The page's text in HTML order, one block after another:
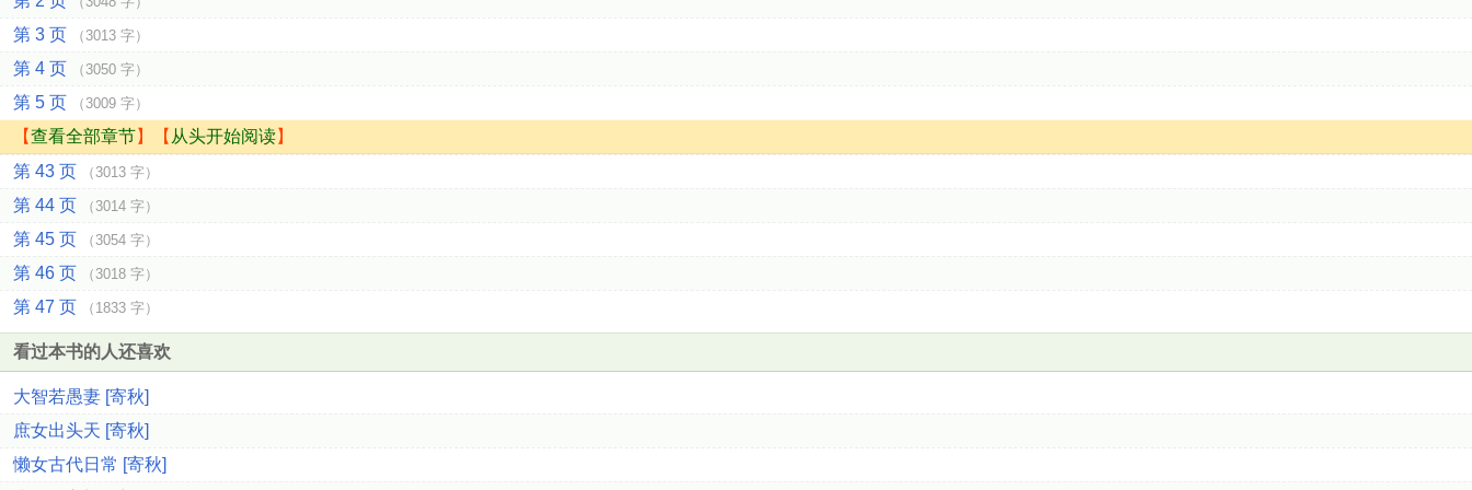
第 3 页 （3013 字）
第 4 页 （3050 字）
第 5 页 （3009 字）
【查看全部章节】【 从头开始阅读】
第 43 页
（3013 字）
第 44 页 （3014 字）
第 45 页 （3054 字）
第 46 页 （3018 字）
第 47 页 （1833 字）
看过本书的人还喜欢
大智若愚妻 [寄秋]
庶女出头天 [寄秋]
懒女古代日常 [寄秋]